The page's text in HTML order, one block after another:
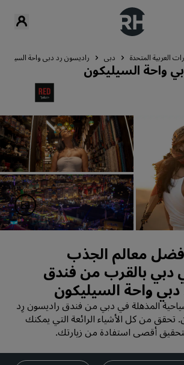
العربية المتحدة دبي راديسون رِد دبي واحة
واحة السيليكون
معالم الجذب
دبي بالقرب من فندق
واحة السيليكون
المذهلة في دبي من فندق راديسون رِد
تحقق من كل الأشياء الرائعة التي يمكنك
أقصى استفادة من زيارتك.